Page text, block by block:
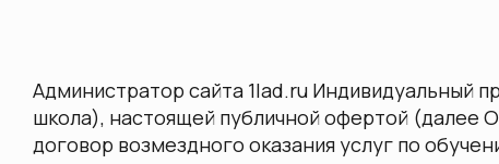
Администратор сайта 1lad.ru Индивидуальный
школа), настоящей публичной офертой (далее
договор возмездного оказания услуг по